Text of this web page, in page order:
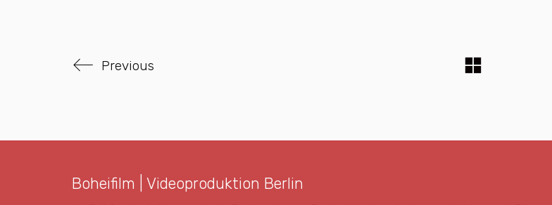
Previous
Boheifilm | Videoproduktion Berlin